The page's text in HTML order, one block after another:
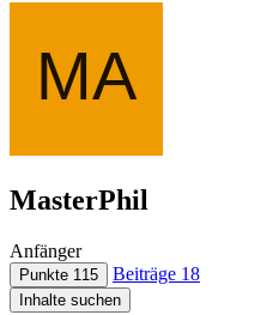
MasterPhil
Anfänger
Punkte 115 Beiträge 18
Inhalte suchen